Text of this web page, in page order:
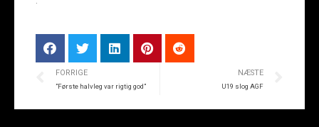
FORRIGE
”Første halvleg var rigtig god”
NÆSTE
U19 slog AGF